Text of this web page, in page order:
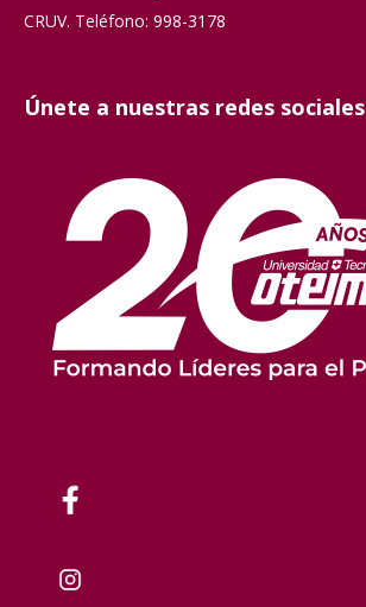
CRUV. Teléfono: 998-3178
Únete a nuestras redes sociales